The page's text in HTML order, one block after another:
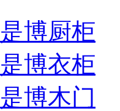
博厨柜
博衣柜
博木门